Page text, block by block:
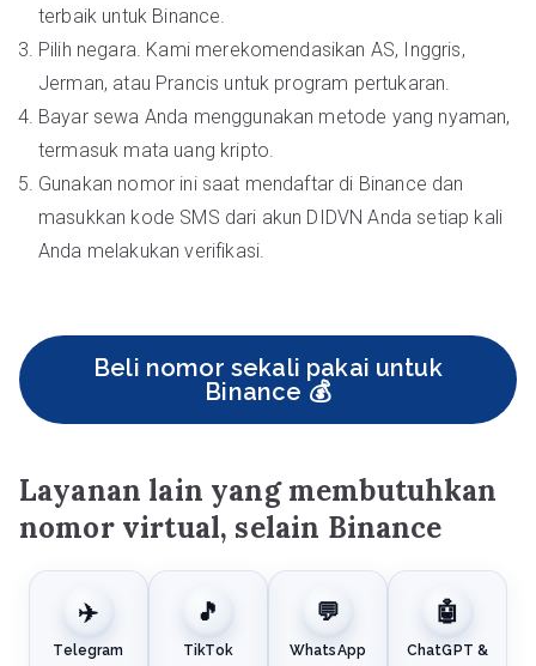
terbaik untuk Binance.
Pilih negara. Kami merekomendasikan AS, Inggris,
Jerman, atau Prancis untuk program pertukaran.
Bayar sewa Anda menggunakan metode yang nyaman,
termasuk mata uang kripto.
Gunakan nomor ini saat mendaftar di Binance dan
masukkan kode SMS dari akun DIDVN Anda setiap kali
Anda melakukan verifikasi.
Beli nomor sekali pakai untuk
Binance 💰
Layanan lain yang membutuhkan
nomor virtual, selain Binance
✈️
Telegram
🎵
TikTok
💬
WhatsApp
🤖
ChatGPT &